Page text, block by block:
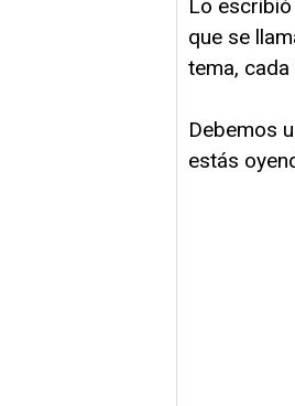
Lo
que se
tema,
Debemos
estás